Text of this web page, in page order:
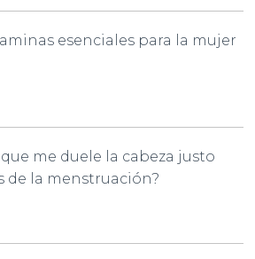
esenciales para la mujer
me duele la cabeza justo
de la menstruación?